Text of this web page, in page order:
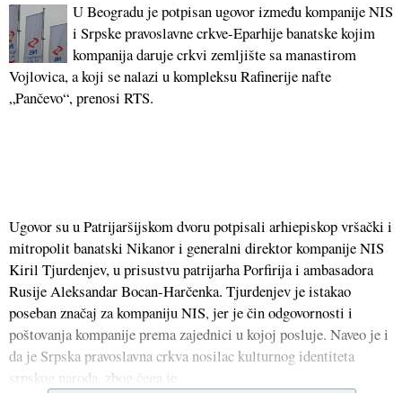
U Beogradu je potpisan ugovor između kompanije NIS
i Srpske pravoslavne crkve-Eparhije banatske kojim
kompanija daruje crkvi zemljište sa manastirom
Vojlovica, a koji se nalazi u kompleksu Rafinerije nafte
„Pančevo“, prenosi RTS.
Ugovor su u Patrijaršijskom dvoru potpisali arhiepiskop vršački i
mitropolit banatski Nikanor i generalni direktor kompanije NIS
Kiril Tjurdenjev, u prisustvu patrijarha Porfirija i ambasadora
Rusije Aleksandar Bocan-Harčenka. Tjurdenjev je istakao
poseban značaj za kompaniju NIS, jer je čin odgovornosti i
poštovanja kompanije prema zajednici u kojoj posluje. Naveo je i
da je Srpska pravoslavna crkva nosilac kulturnog identiteta
srpskog naroda, zbog čega je